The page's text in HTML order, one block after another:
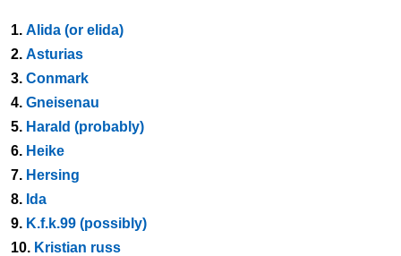
1. Alida (or elida)
2. Asturias
3. Conmark
4. Gneisenau
5. Harald (probably)
6. Heike
7. Hersing
8. Ida
9. K.f.k.99 (possibly)
10. Kristian russ